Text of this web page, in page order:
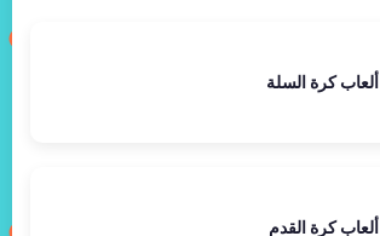
ألعاب كرة السلة
ألعاب كرة القدم